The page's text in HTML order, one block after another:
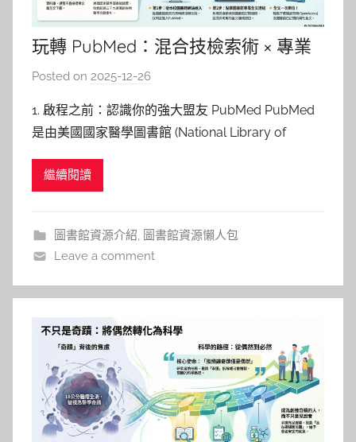
玩轉 PubMed：混合技檢索術 × 專業
搜尋全攻略
Posted on 2025-12-26
s
y
e
1. 啟程之前：認識你的強大盟友 PubMed PubMed
是由美國國家醫學圖書館 (National Library of
生物醫學文獻資料庫。它像一座巨大的數位圖書館，
繼續閱讀
圖書館資源介紹, 圖書館資源懶人包
Leave a comment